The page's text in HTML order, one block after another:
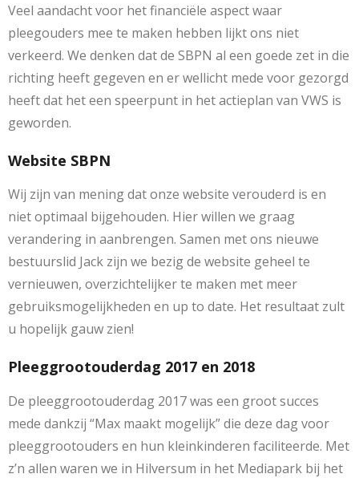
Veel aandacht voor het financiële aspect waar
pleegouders mee te maken hebben lijkt ons niet
verkeerd. We denken dat de SBPN al een goede zet in die
richting heeft gegeven en er wellicht mede voor gezorgd
heeft dat het een speerpunt in het actieplan van VWS is
geworden.
Website SBPN
Wij zijn van mening dat onze website verouderd is en
niet optimaal bijgehouden. Hier willen we graag
verandering in aanbrengen. Samen met ons nieuwe
bestuurslid Jack zijn we bezig de website geheel te
vernieuwen, overzichtelijker te maken met meer
gebruiksmogelijkheden en up to date. Het resultaat zult
u hopelijk gauw zien!
Pleeggrootouderdag 2017 en 2018
De pleeggrootouderdag 2017 was een groot succes
mede dankzij “Max maakt mogelijk” die deze dag voor
pleeggrootouders en hun kleinkinderen faciliteerde. Met
z’n allen waren we in Hilversum in het Mediapark bij het